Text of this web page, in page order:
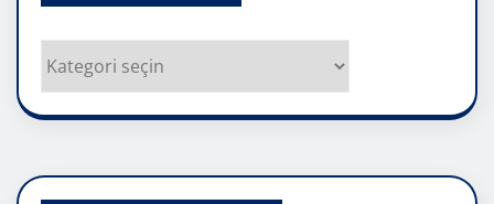
Kategoriler